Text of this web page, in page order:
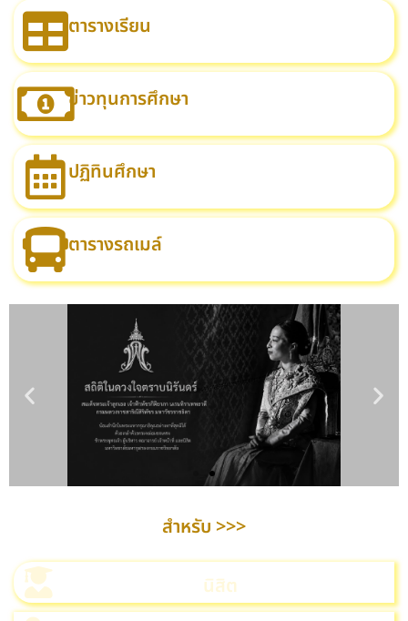
ตารางเรียน
ข่าวทุนการศึกษา
ปฏิทินศึกษา
ตารางรถเมล์
สำหรับ >>>
นิสิต